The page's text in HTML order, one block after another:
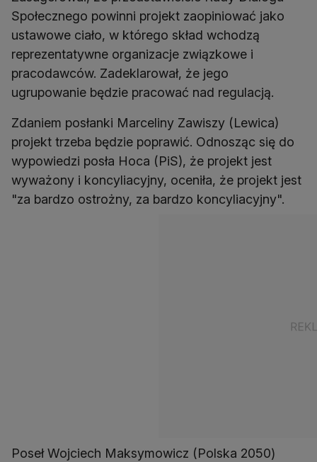
Społecznego powinni projekt zaopiniować jako
ustawowe ciało, w którego skład wchodzą
reprezentatywne organizacje związkowe i
pracodawców. Zadeklarował, że jego
ugrupowanie będzie pracować nad regulacją.
Zdaniem posłanki Marceliny Zawiszy (Lewica)
projekt trzeba będzie poprawić. Odnosząc się do
wypowiedzi posła Hoca (PiS), że projekt jest
wyważony i koncyliacyjny, oceniła, że projekt jest
"za bardzo ostrożny, za bardzo koncyliacyjny".
Poseł Wojciech Maksymowicz (Polska 2050)